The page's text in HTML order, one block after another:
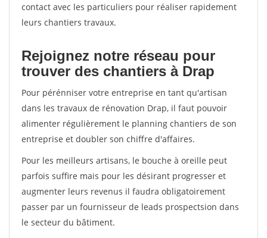
contact avec les particuliers pour réaliser rapidement
leurs chantiers travaux.
Rejoignez notre réseau pour
trouver des chantiers à Drap
Pour pérénniser votre entreprise en tant qu'artisan
dans les travaux de rénovation Drap, il faut pouvoir
alimenter régulièrement le planning chantiers de son
entreprise et doubler son chiffre d'affaires.
Pour les meilleurs artisans, le bouche à oreille peut
parfois suffire mais pour les désirant progresser et
augmenter leurs revenus il faudra obligatoirement
passer par un fournisseur de leads prospectsion dans
le secteur du bâtiment.